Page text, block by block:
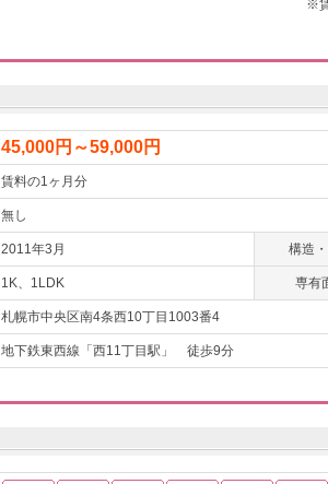
※
45,000円～59,000円
賃料の1ヶ月分
無し
2011年3月 構造
1K、1LDK 専有
札幌市中央区南4条西10丁目1003番4
地下鉄東西線「西11丁目駅」 徒歩9分